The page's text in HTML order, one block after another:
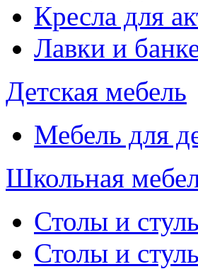
Кресла для
Лавки и
Детская мебель
Мебель для
Школьная
Столы и
Столы и